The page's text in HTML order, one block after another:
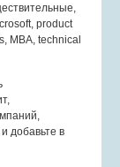
product
MBA, technical
добавьте в